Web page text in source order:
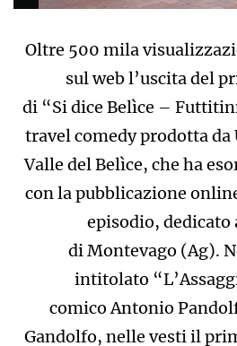
Oltre 500 mila
sul web l’uscita del
di “Si dice Belìce –
travel comedy prodotta da
Valle del Belìce, che ha
con la pubblicazione
episodio, dedicato
di Montevago (Ag).
intitolato
comico Antonio
Gandolfo, nelle vesti il